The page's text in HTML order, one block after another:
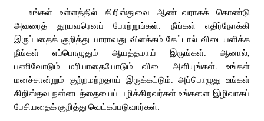
உங்கள் உள்ளத்தில் கிறிஸ்துவை ஆண்டவராகக் கொண்டு
அவரைத் தூயவரெனப் போற்றுங்கள். நீங்கள் எதிர்நோக்கி
இருப்பதைக் குறித்து யாராவது விளக்கம் கேட்டால் விடையளிக்க
நீங்கள் எப்பொழுதும் ஆயத்தமாய் இருங்கள். ஆனால்,
பணிவோடும் மரியாதையோடும் விடை அளியுங்கள். உங்கள்
மனச்சான்றும் குற்றமற்றதாய் இருக்கட்டும். அப்பொழுது உங்கள்
கிறிஸ்தவ நன்னடத்தையைப் பழிக்கிறவர்கள் உங்களை இழிவாகப்
பேசியதைக் குறித்து வெட்கப்படுவார்கள்.